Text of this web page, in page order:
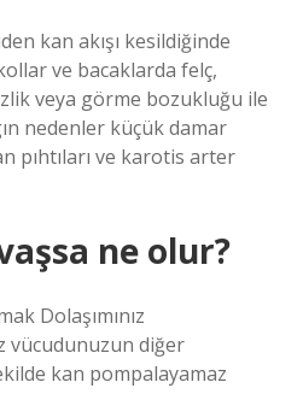
kan akışı kesildiğinde
ve bacaklarda felç,
veya görme bozukluğu ile
nedenler küçük damar
pıhtıları ve karotis arter
ne olur?
Dolaşımınız
vücudunuzun diğer
kan pompalayamaz